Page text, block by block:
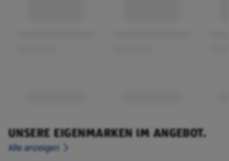
UNSERE EIGENMARKEN IM ANGEBOT.
Alle anzeigen